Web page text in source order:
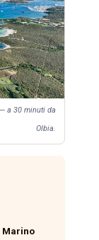
a 30 minuti da
Olbia.
Marino